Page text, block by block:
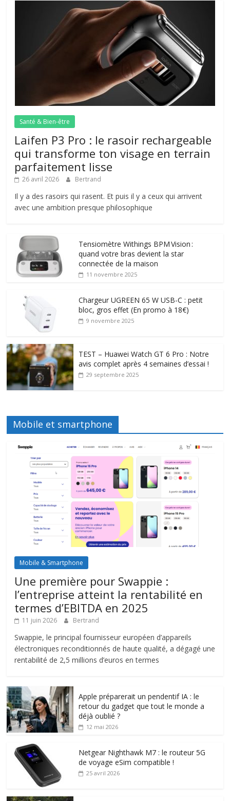
Santé & Bien-être
Laifen P3 Pro : le rasoir rechargeable
qui transforme ton visage en terrain
parfaitement lisse
26 avril 2026 Bertrand
Il y a des rasoirs qui rasent. Et puis il y a ceux qui arrivent
avec une ambition presque philosophique
Tensiomètre Withings BPM Vision :
quand votre bras devient la star
connectée de la maison
11 novembre 2025
Chargeur UGREEN 65 W USB-C : petit
bloc, gros effet (En promo à 18€)
9 novembre 2025
TEST – Huawei Watch GT 6 Pro : Notre
avis complet après 4 semaines d’essai !
29 septembre 2025
Mobile et smartphone
Mobile & Smartphone
Une première pour Swappie :
l’entreprise atteint la rentabilité en
termes d’EBITDA en 2025
11 juin 2026 Bertrand
Swappie, le principal fournisseur européen d’appareils
électroniques reconditionnés de haute qualité, a dégagé une
rentabilité de 2,5 millions d’euros en termes
Apple préparerait un pendentif IA : le
retour du gadget que tout le monde a
déjà oublié ?
12 mai 2026
Netgear Nighthawk M7 : le routeur 5G
de voyage eSim compatible !
25 avril 2026